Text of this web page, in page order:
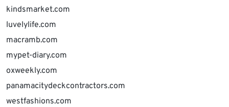
kindsmarket.com
luvelylife.com
macramb.com
mypet-diary.com
oxweekly.com
panamacitydeckcontractors.com
westfashions.com